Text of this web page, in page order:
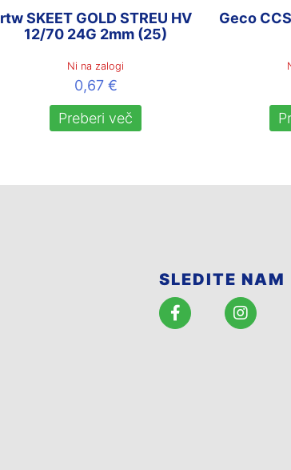
rtw SKEET GOLD STREU HV
12/70 24G 2mm (25)
Ni na zalogi
0,67 €
Preberi več
Geco
SLEDITE NAM